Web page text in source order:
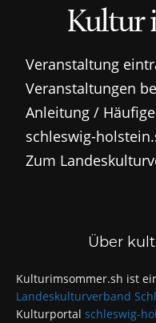
Kultur
Veranstaltung
Veranstaltungen
Anleitung /
schleswig-
Zum
Über
Kulturimsommer.sh ist
Landeskulturverband
Kulturportal schleswig-